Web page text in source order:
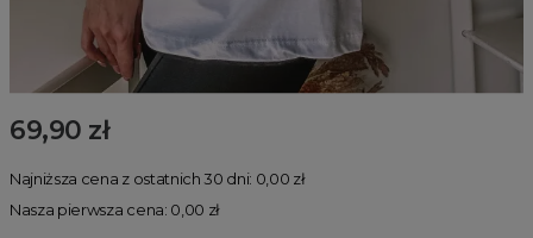
69,90 zł
Najniższa cena z ostatnich 30 dni: 0,00 zł
Nasza pierwsza cena: 0,00 zł